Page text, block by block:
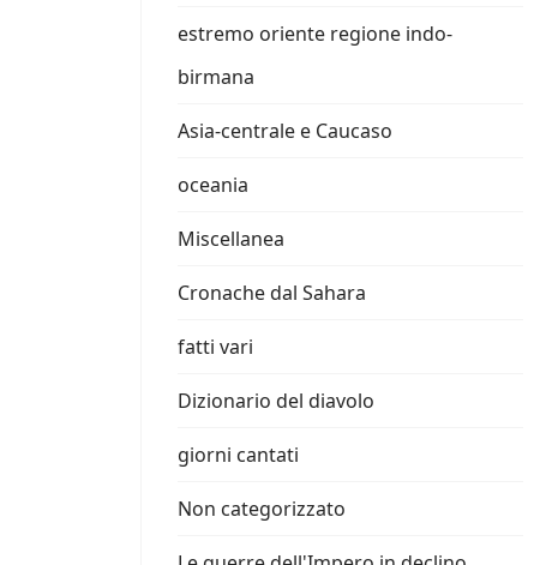
estremo oriente regione indo-
birmana
Asia-centrale e Caucaso
oceania
Miscellanea
Cronache dal Sahara
fatti vari
Dizionario del diavolo
giorni cantati
Non categorizzato